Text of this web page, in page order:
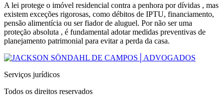
A lei protege o imóvel residencial contra a penhora por dívidas , mas
existem exceções rigorosas, como débitos de IPTU, financiamento,
pensão alimentícia ou ser fiador de aluguel. Por não ser uma
proteção absoluta , é fundamental adotar medidas preventivas de
planejamento patrimonial para evitar a perda da casa.
Serviços jurídicos
Todos os direitos reservados